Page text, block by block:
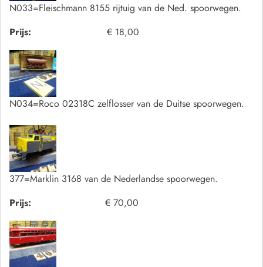
N033=Fleischmann 8155 rijtuig van de Ned. spoorwegen.
Prijs:
€ 18,00
N034=Roco 02318C zelflosser van de Duitse spoorwegen.
377=Marklin 3168 van de Nederlandse spoorwegen.
Prijs:
€ 70,00